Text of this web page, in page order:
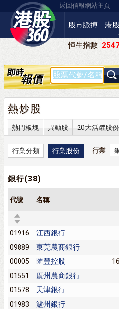
返回信報網站主頁
股市脈搏 港
恒生指數
熱炒股
熱門板塊 異動股 20大活躍股份
行業分類 行業股份 行業
銀行(38)
代號 名稱
01916 江西銀行
09889
東莞農商銀行
00005
匯豐控股
01551
廣州農商銀行
01578
天津銀行
01983
瀘州銀行